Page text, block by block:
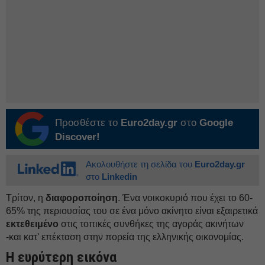
Προσθέστε το Euro2day.gr στο Google
Discover!
Ακολουθήστε τη σελίδα του Euro2day.gr
στο Linkedin
Τρίτον, η διαφοροποίηση. Ένα νοικοκυριό που έχει το 60-
65% της περιουσίας του σε ένα μόνο ακίνητο είναι εξαιρετικά
εκτεθειμένο στις τοπικές συνθήκες της αγοράς ακινήτων
-και κατ' επέκταση στην πορεία της ελληνικής οικονομίας.
Η ευρύτερη εικόνα